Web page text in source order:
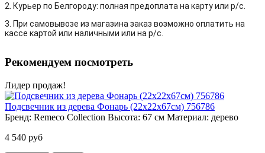
2. Курьер по Белгороду: полная предоплата на карту или р/с.
3. При самовывозе из магазина заказ возможно оплатить на
кассе картой или наличными или на р/с.
Рекомендуем посмотреть
Лидер продаж!
Подсвечник из дерева Фонарь (22х22х67см) 756786
Бренд: Remeco Collection Высота: 67 см Материал: дерево
4 540 руб